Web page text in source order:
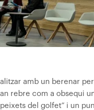
amb un berenar
rebre com a obsequi
peixets del golfet” i un